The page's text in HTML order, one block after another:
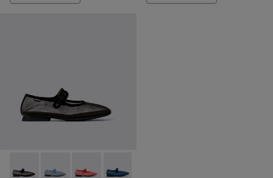
Casi Myra - K201628-003 - Schwarze Ballerinas aus Textil
Casi Myra - K201628-011
Casi Myra - K201628-010
Casi Myra - K201628-008